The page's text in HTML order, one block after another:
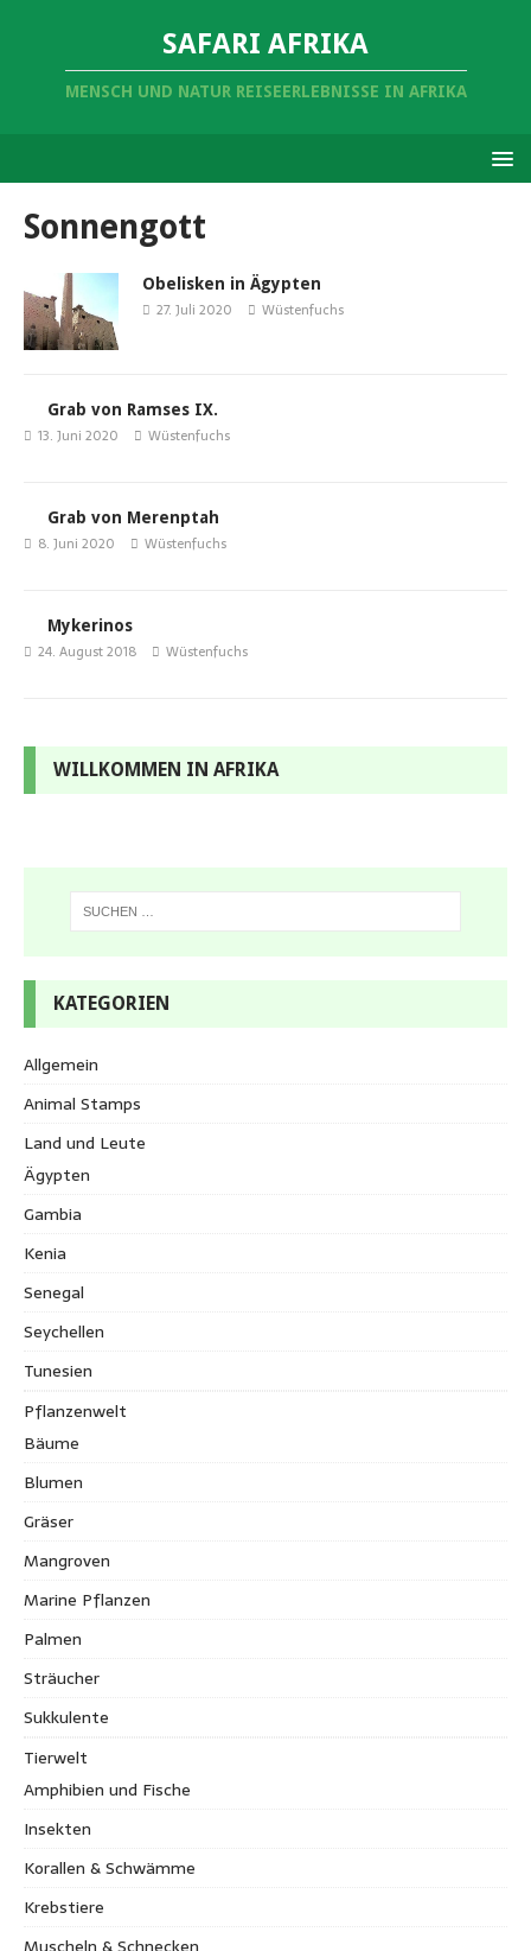
SAFARI AFRIKA
MENSCH UND NATUR REISEERLEBNISSE IN AFRIKA
Sonnengott
Obelisken in Ägypten
27. Juli 2020 Wüstenfuchs
Grab von Ramses IX.
13. Juni 2020 Wüstenfuchs
Grab von Merenptah
8. Juni 2020 Wüstenfuchs
Mykerinos
24. August 2018 Wüstenfuchs
WILLKOMMEN IN AFRIKA
KATEGORIEN
Allgemein
Animal Stamps
Land und Leute
Ägypten
Gambia
Kenia
Senegal
Seychellen
Tunesien
Pflanzenwelt
Bäume
Blumen
Gräser
Mangroven
Marine Pflanzen
Palmen
Sträucher
Sukkulente
Tierwelt
Amphibien und Fische
Insekten
Korallen & Schwämme
Krebstiere